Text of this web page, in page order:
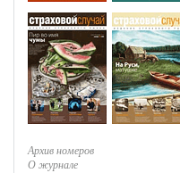
Архив номеров
О журнале